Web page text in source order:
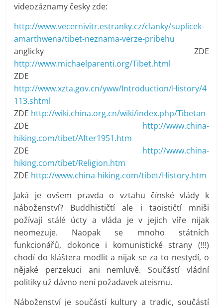
videozáznamy česky zde:
http://www.vecernivitr.estranky.cz/clanky/suplicek-
amarthwena/tibet-neznama-verze-pribehu
anglicky ZDE
http://www.michaelparenti.org/Tibet.html
ZDE
http://www.xzta.gov.cn/yww/Introduction/History/4
113.shtml
ZDE http://wiki.china.org.cn/wiki/index.php/Tibetan
ZDE http://www.china-
hiking.com/tibet/After1951.htm
ZDE http://www.china-
hiking.com/tibet/Religion.htm
ZDE http://www.china-hiking.com/tibet/History.htm
Jaká je ovšem pravda o vztahu čínské vlády k
náboženství? Buddhističtí ale i taoističtí mniši
požívají stálé úcty a vláda je v jejich víře nijak
neomezuje. Naopak se mnoho státních
funkcionářů, dokonce i komunistické strany (!!!)
chodí do kláštera modlit a nijak se za to nestydí, o
nějaké perzekuci ani nemluvě. Součástí vládní
politiky už dávno není požadavek ateismu.
Náboženství je součástí kultury a tradic, součástí